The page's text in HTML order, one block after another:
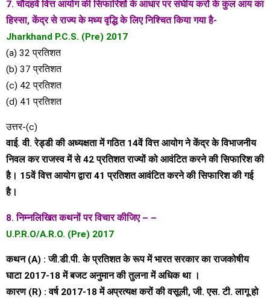
7. चौदहवें वित्त आयोग की सिफारिशों के आधार पर संघीय करों के कुल आय का
हिस्सा, केंद्र से राज्य के मध्य वृद्धि के लिए निश्चित किया गया है-
Jharkhand P.C.S. (Pre) 2017
(a) 32 प्रतिशत
(b) 37 प्रतिशत
(c) 42 प्रतिशत
(d) 41 प्रतिशत
उत्तर-(c)
वाई. वी. रेड्डी की अध्यक्षता में गठित 14वें वित्त आयोग ने केंद्र के विभाजनीय
निवल कर राजस्व में से 42 प्रतिशत राज्यों को आवंटित करने की सिफारिश की
है। 15वें वित्त आयोग द्वारा 41 प्रतिशत आवंटित करने की सिफारिश की गई
है।
8. निम्नलिखित कथनों पर विचार कीजिए – –
U.P.R.O/A.R.O. (Pre) 2017
कथन (A) : जी.डी.पी. के प्रतिशत के रूप में भारत सरकार का राजकोषीय
घाटा 2017-18 में बजट अनुमान की तुलना में अधिक था ।
कारण (R) : वर्ष 2017-18 में अप्रत्यक्ष करों की वसूली, जी. एस. टी. लागू हो